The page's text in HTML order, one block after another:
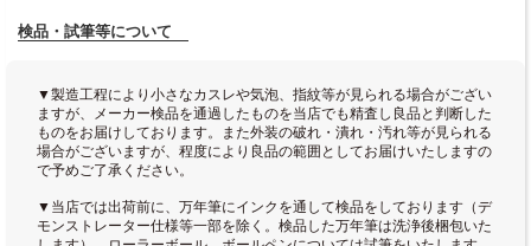
検品・試筆等について
▼製造工程により小さなカスレや気泡、指紋等が見られる場合がござい
ますが、メーカー検品を通過したものを当店でも精査し良品と判断した
ものをお届けしております。また外装の破れ・潰れ・汚れ等が見られる
場合がございますが、程度により良品の範囲としてお届けいたしますの
で予めご了承ください。
▼当店では出荷前に、万年筆にインクを通して検品をしております（デ
モンストレーター仕様等一部を除く。検品した万年筆は洗浄後梱包いた